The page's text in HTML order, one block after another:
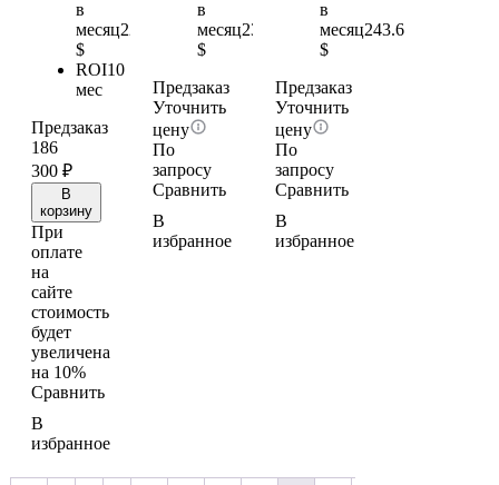
в
месяц224.7
$
ROI10
мес
Предзаказ
186
300 ₽
В
корзину
При
оплате
на
сайте
стоимость
будет
увеличена
на 10%
Сравнить
В
избранное
в
месяц239.4
$
Предзаказ
Уточнить
цену
По
запросу
Сравнить
В
избранное
в
месяц243.6
$
Предзаказ
Уточнить
цену
По
запросу
Сравнить
В
избранное